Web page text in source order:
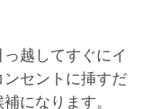
セントに挿すだ
になります。